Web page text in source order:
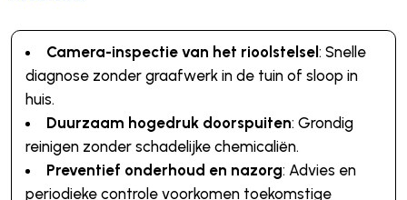
Camera-inspectie van het rioolstelsel: Snelle
diagnose zonder graafwerk in de tuin of sloop in
huis.
Duurzaam hogedruk doorspuiten: Grondig
reinigen zonder schadelijke chemicaliën.
Preventief onderhoud en nazorg: Advies en
periodieke controle voorkomen toekomstige